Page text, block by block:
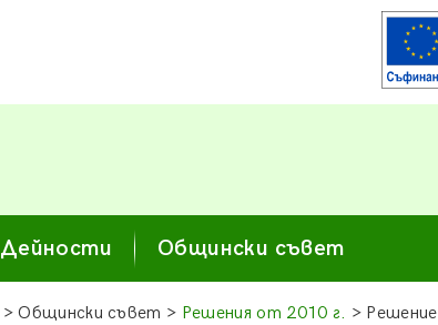
Дейности Общински съвет
> Общински съвет > Решения от 2010 г. > Решение